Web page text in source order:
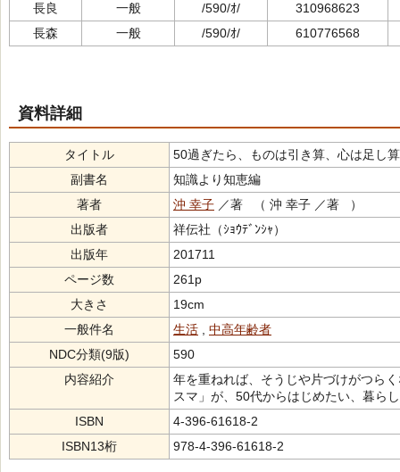
長良
一般 /590/ｵ/
310968623
長森
一般 /590/ｵ/ 610776568
資料詳細
タイトル
50過ぎたら、ものは引き算、心は足し算
副書名
知識より知恵編
著者
沖 幸子 ／著 （ 沖 幸子 ／著 ）
出版者
祥伝社（ｼｮｳﾃﾞﾝｼｬ）
出版年
201711
ページ数
261p
大きさ
19cm
一般件名
生活
中高年齢者
NDC分類(9版)
590
内容紹介
年を重ねれば、そうじや片づけがつら
スマ」が、50代からはじめたい、暮ら
ISBN
4-396-61618-2
ISBN13桁
978-4-396-61618-2